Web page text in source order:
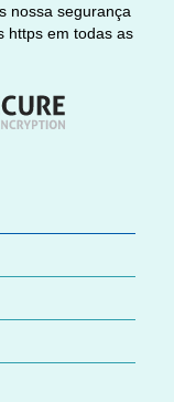
nossa segurança
https em todas as